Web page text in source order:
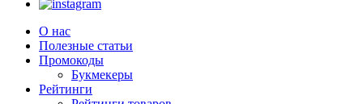
О нас
Полезные статьи
Промокоды
Букмекеры
Рейтинги